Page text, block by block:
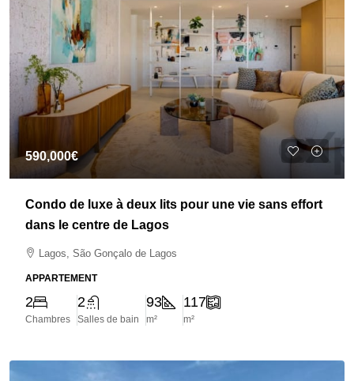
590,000€
Condo de luxe à deux lits pour une vie sans effort
dans le centre de Lagos
Lagos, São Gonçalo de Lagos
APPARTEMENT
2
Chambres
2
Salles de bain
93
m²
117
m²